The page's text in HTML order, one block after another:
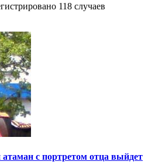
118 случаев
атаман с портретом отца выйдет